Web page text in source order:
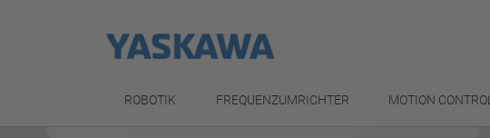
ROBOTIK FREQUENZUMRICHTER MOTION CONTROL